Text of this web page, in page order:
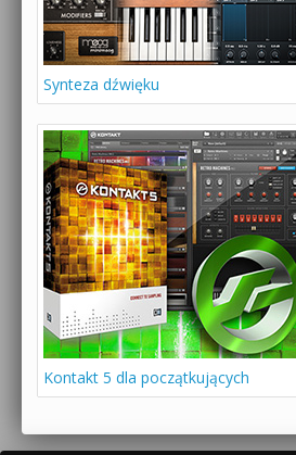
Synteza dźwięku
Kontakt 5 dla początkujących